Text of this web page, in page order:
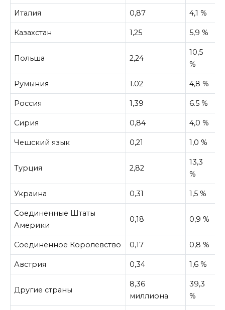
Италия 0,87 4,1 %
Казахстан 1,25 5,9 %
Польша 2,24
10,5
%
Румыния 1.02 4,8 %
Россия 1,39 6.5 %
Сирия 0,84 4,0 %
Чешский язык 0,21 1,0 %
Турция 2,82
13,3
%
Украина 0,31 1,5 %
Соединенные Штаты
Америки
0,18 0,9 %
Соединенное Королевство 0,17 0,8 %
Австрия 0,34 1,6 %
Другие страны
8,36
миллиона
39,3
%